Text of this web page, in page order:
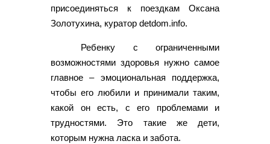
присоединяться к поездкам Оксана
Золотухина, куратор detdom.info.
Ребенку с ограниченными
возможностями здоровья нужно самое
главное – эмоциональная поддержка,
чтобы его любили и принимали таким,
какой он есть, с его проблемами и
трудностями. Это такие же дети,
которым нужна ласка и забота.